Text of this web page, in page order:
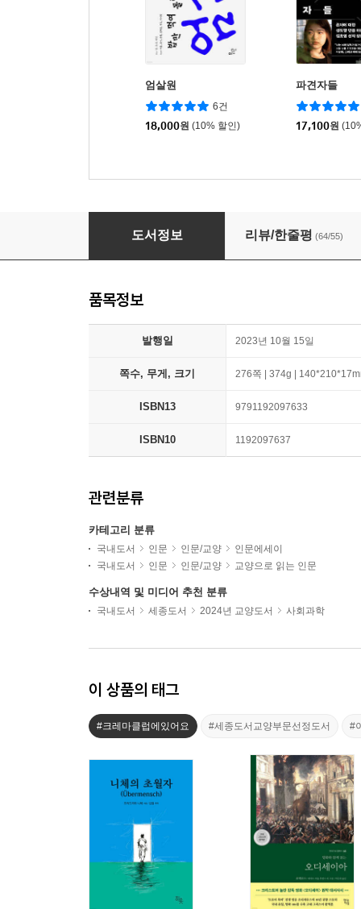
엄살원
6건
18,000원 (10% 할인)
파견자들
17,100원
고통 구경하는 사회
도서정보 리뷰/한줄평 (64/55)
품목정보
발행일 2023년 10월 15일
쪽수, 무게, 크기 276쪽 | 374g |
ISBN13 9791192097633
ISBN10 1192097637
관련분류
카테고리 분류
국내도서 인문 인문/교양
인문에세이
국내도서
인문 인문/교양 교양으로 읽는 인문
수상내역 및 미디어 추천 분류
국내도서 세종도서 2024년 교양도서 사회과학
이 상품의 태그
#크레마클럽에있어요 #세종도서교양부문선정도서 #